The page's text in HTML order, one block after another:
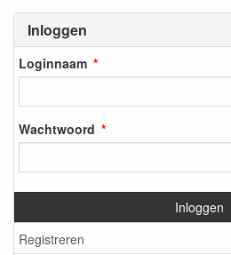
Inloggen
Loginnaam
Wachtwoord
Inloggen
Registreren